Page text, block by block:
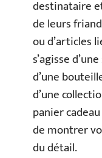
destinataire
de leurs
ou d’articles
s’agisse
d’une
d’une
panier
de montrer
du détail.